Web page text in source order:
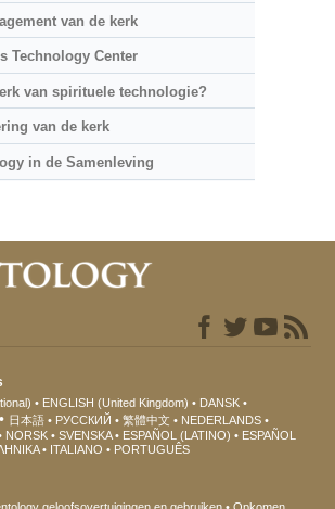
van de kerk
Technology Center
van spirituele technologie?
van de kerk
in de Samenleving
ENGLISH (United Kingdom)
DANSK
日本語 РУССКИЙ 繁體中文
NEDERLANDS
NORSK SVENSKA ESPAÑOL (LATINO)
ESPAÑOL
ITALIANO PORTUGUÊS
geloofsovertuigingen en gebruiken Opkomen